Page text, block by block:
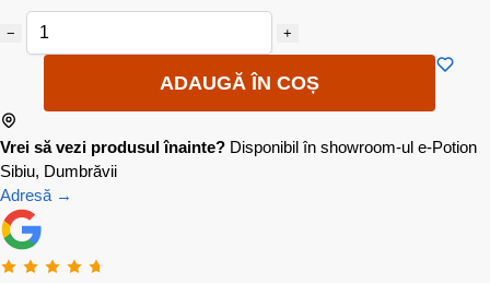
− +
ADAUGĂ ÎN COȘ
Vrei să vezi produsul înainte? Disponibil în showroom-ul e-Potion
Sibiu, Dumbrăvii
Adresă →